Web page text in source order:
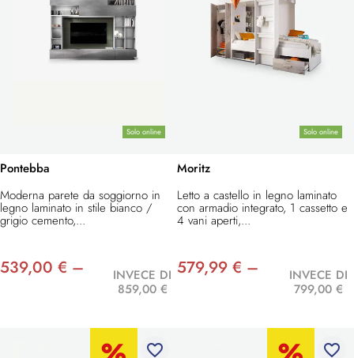
Solo online
Pontebba
Moderna parete da soggiorno in
legno laminato in stile bianco /
grigio cemento,...
539,00 € –
INVECE DI
859,00 €
Solo online
Moritz
Letto a castello in legno laminato
con armadio integrato, 1 cassetto e
4 vani aperti,...
579,99 € –
INVECE DI
799,00 €
favorite_border favorite_border